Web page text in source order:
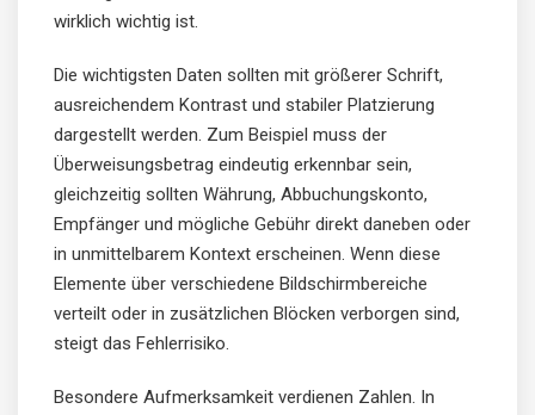
wirklich wichtig ist.
Die wichtigsten Daten sollten mit größerer Schrift,
ausreichendem Kontrast und stabiler Platzierung
dargestellt werden. Zum Beispiel muss der
Überweisungsbetrag eindeutig erkennbar sein,
gleichzeitig sollten Währung, Abbuchungskonto,
Empfänger und mögliche Gebühr direkt daneben oder
in unmittelbarem Kontext erscheinen. Wenn diese
Elemente über verschiedene Bildschirmbereiche
verteilt oder in zusätzlichen Blöcken verborgen sind,
steigt das Fehlerrisiko.
Besondere Aufmerksamkeit verdienen Zahlen. In